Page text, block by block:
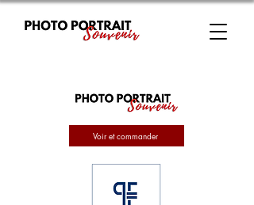
Voir et commander